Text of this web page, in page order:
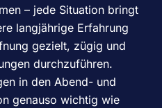
– jede Situation bringt
langjährige Erfahrung
gezielt, zügig und
durchzuführen.
in den Abend- und
genauso wichtig wie